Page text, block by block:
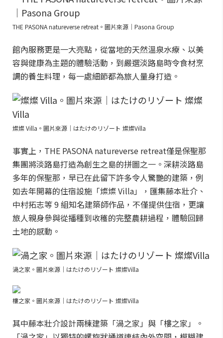
THE PASONA natureverse retreat。圖片來源｜Pasona Group
館內服務更是一大亮點，從當地的天然溫泉水療、以美
容與健康為主題的體驗活動，到嚴選淡路島時令食材烹
調的養生料理，每一處細節都為旅人量身打造。
燦燦 Villa。圖片來源｜はたけのリゾート 燦燦Villa
事實上，THE PASONA natureverse retreat僅是保聖那
集團將淡路島打造為創生之島的拼圖之一。深耕淡路島
多年的保聖那，早已在此留下許多令人驚艷的建築，例
如去年開幕的住宿設施「燦燦 Villa」，匯集藤本壯介、
中村拓志等 9 組知名建築師作品，不僅提供住宿，更讓
旅人親身參與從播種到收穫的完整農耕過程，體驗回歸
土地的感動。
渦之家。圖片來源｜はたけのリゾート 燦燦Villa
樓之家。圖片來源｜はたけのリゾート 燦燦Villa
其中藤本壯介設計兩棟建築「渦之家」與「樓之家」。